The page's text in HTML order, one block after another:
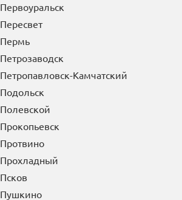
Первоуральск
Пересвет
Пермь
Петрозаводск
Петропавловск-Камчатский
Подольск
Полевской
Прокопьевск
Протвино
Прохладный
Псков
Пушкино